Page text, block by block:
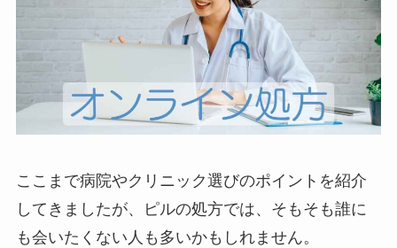
ここまで病院やクリニック選びのポイントを紹介
してきましたが、ピルの処方では、そもそも誰に
も会いたくない人も多いかもしれません。